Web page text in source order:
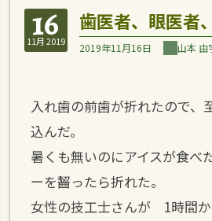
16
11月 2019
歯医者、眼医者
2019年11月16日 山本 由
入れ歯の前歯が折れたので、
込んだ。
暑くも無いのにアイスが食べ
ーを齧ったら折れた。
女性の技工士さんが 1時間